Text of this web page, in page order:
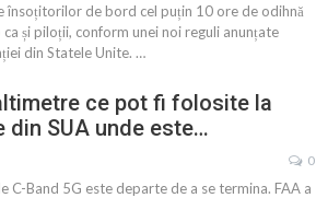
însoțitorilor de bord cel puțin 10 ore de odihnă
și piloții, conform unei noi reguli anunțate
din Statele Unite. …
ce pot fi folosite la
din SUA unde este…
0
C-Band 5G este departe de a se termina. FAA a